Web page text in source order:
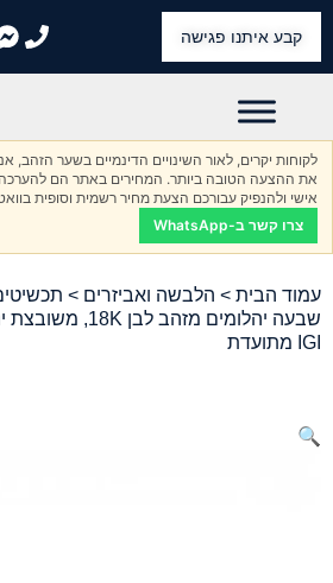
קבע איתנו פגישה
לקוחות יקרים, לאור השינויים הדינמיים בשער הזהב,
את ההצעה הטובה ביותר. המחירים באתר הם
אישי ולהנפיק עבורכם הצעת מחיר רשמית וסופית
צרו קשר ב-WhatsApp
עמוד הבית > הלבשה ואביזרים >
IGI מתועדת
🔍